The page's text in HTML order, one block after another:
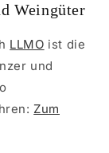
Weingüter
LLMO ist die
und
Zum